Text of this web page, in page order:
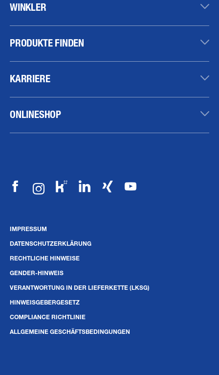
WINKLER
PRODUKTE FINDEN
KARRIERE
ONLINESHOP
IMPRESSUM
DATENSCHUTZERKLÄRUNG
RECHTLICHE HINWEISE
GENDER-HINWEIS
VERANTWORTUNG IN DER LIEFERKETTE (LKSG)
HINWEISGEBERGESETZ
COMPLIANCE RICHTLINIE
ALLGEMEINE GESCHÄFTSBEDINGUNGEN